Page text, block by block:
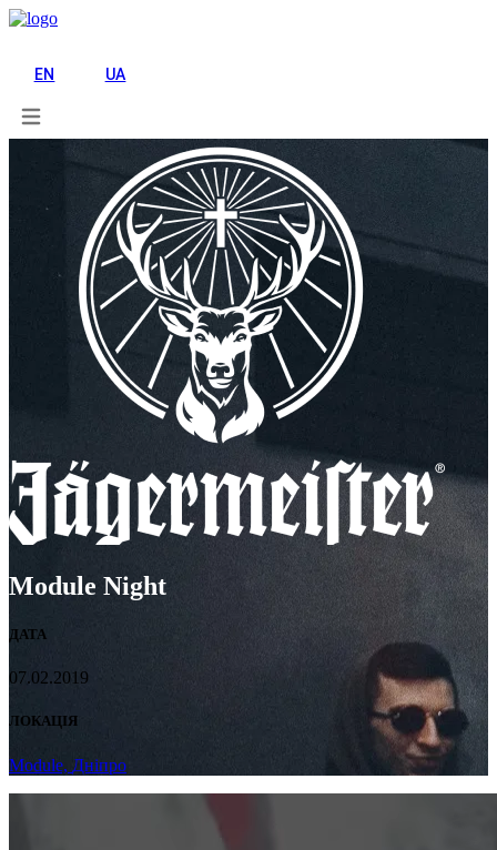
EN UA
Module Night
ДАТА
07.02.2019
ЛОКАЦІЯ
Module, Дніпро